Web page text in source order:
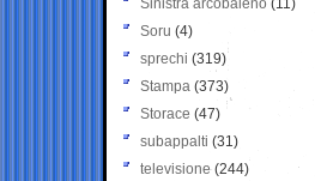
Sinistra arcobaleno (11)
Soru (4)
sprechi (319)
Stampa (373)
Storace (47)
subappalti (31)
televisione(244)